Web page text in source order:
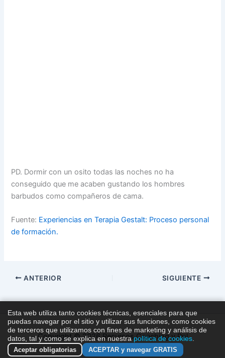
PD. Dormir con un osito todas las noches no ha
conseguido que me acaben gustando los hombres
barbudos como compañeros de cama.
Fuente: Experiencias en Terapia Gestalt: Proceso personal
de formación.
ANTERIOR SIGUIENTE
Copyright © 2026 Recursos Coaching y Pnl
Esta web utiliza tanto cookies técnicas, esenciales para que
puedas navegar por el sitio y utilizar sus funciones, como cookies
de terceros que utilizamos con fines de marketing y análisis de
datos, tal y como se explica en nuestrapolítica de cookies
Aceptar obligatorias ACEPTAR y navegar GRATIS